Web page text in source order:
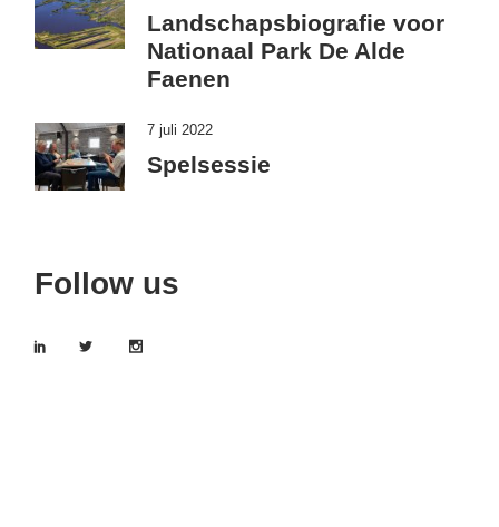
Landschapsbiografie voor
Nationaal Park De Alde
Faenen
7 juli 2022
Spelsessie
Follow us